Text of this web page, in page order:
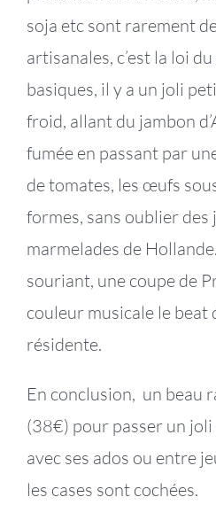
soja etc sont rarement
artisanales, c’est la loi
basiques, il y a un joli
froid, allant du jambon
fumée en passant par
de tomates, les œufs
formes, sans oublier des
marmelades de
souriant, une coupe de
couleur musicale le
résidente.
En conclusion, un beau
(38€) pour passer un
avec ses ados ou entre
les cases sont cochées.